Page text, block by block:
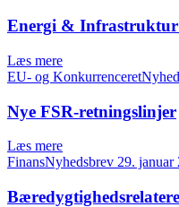
Energi & Infrastruktur
Læs mere
EU- og
Nye FSR-retningslinjer
Læs mere
FinansNyhedsbrev 29. januar